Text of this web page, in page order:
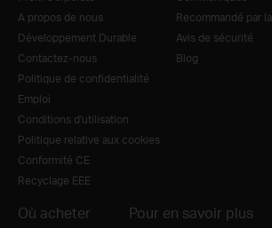
A propos de nous
Développement Durable
Contactez-nous
Politique de confidentialité
Emploi
Conditions d'utilisation
Politique relative aux cookies
Conformité CE
Recyclage EEE
Recommandé par
Avis de sécurité
Blog
Où acheter Pour en savoir plus